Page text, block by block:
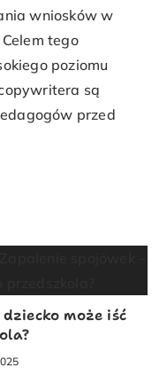
wniosków w
tego
poziomu
są
przed
może iść